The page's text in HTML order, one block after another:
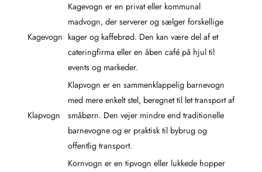
Kagevogn
Kagevogn er en privat eller kommunal
madvogn, der serverer og sælger forskellige
kager og kaffebrød. Den kan være del af et
cateringfirma eller en åben café på hjul til
events og markeder.
Klapvogn
Klapvogn er en sammenklappelig barnevogn
med mere enkelt stel, beregnet til let transport af
småbørn. Den vejer mindre end traditionelle
barnevogne og er praktisk til bybrug og
offentlig transport.
Kornvogn er en tipvogn eller lukkede hopper